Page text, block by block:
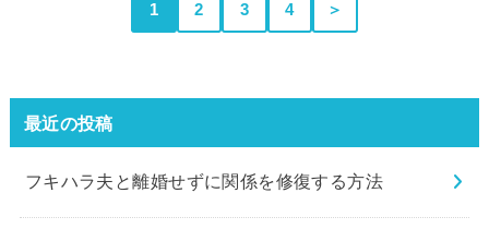
1 2 3 4 ＞
最近の投稿
フキハラ夫と離婚せずに関係を修復する方法